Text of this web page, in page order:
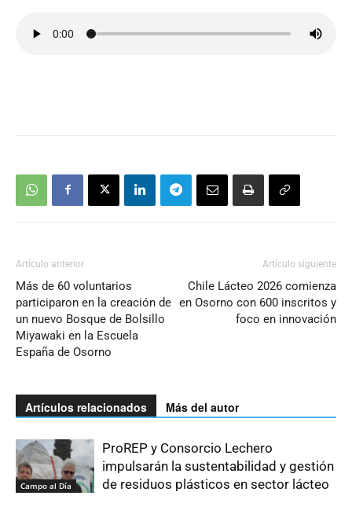
Artículo anterior
Más de 60 voluntarios
participaron en la creación de
un nuevo Bosque de Bolsillo
Miyawaki en la Escuela
España de Osorno
Artículo siguiente
Chile Lácteo 2026 comienza
en Osorno con 600 inscritos y
foco en innovación
Artículos relacionados Más del autor
Campo al Día
ProREP y Consorcio Lechero
impulsarán la sustentabilidad y gestión
de residuos plásticos en sector lácteo